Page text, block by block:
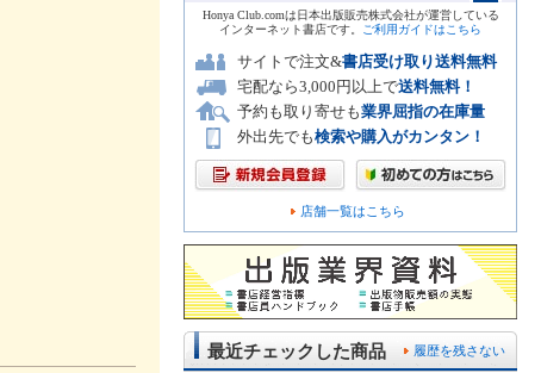
Honya Club.comは日本出版販売株式会社が運営している
インターネット書店です。
ご利用ガイドはこちら
サイトで注文&書店受け取り送料無料
宅配なら3,000円以上で送料無料！
予約も取り寄せも業界屈指の在庫量
外出先でも検索や購入がカンタン！
店舗一覧はこちら
履歴を残さない
最近チェックした商品